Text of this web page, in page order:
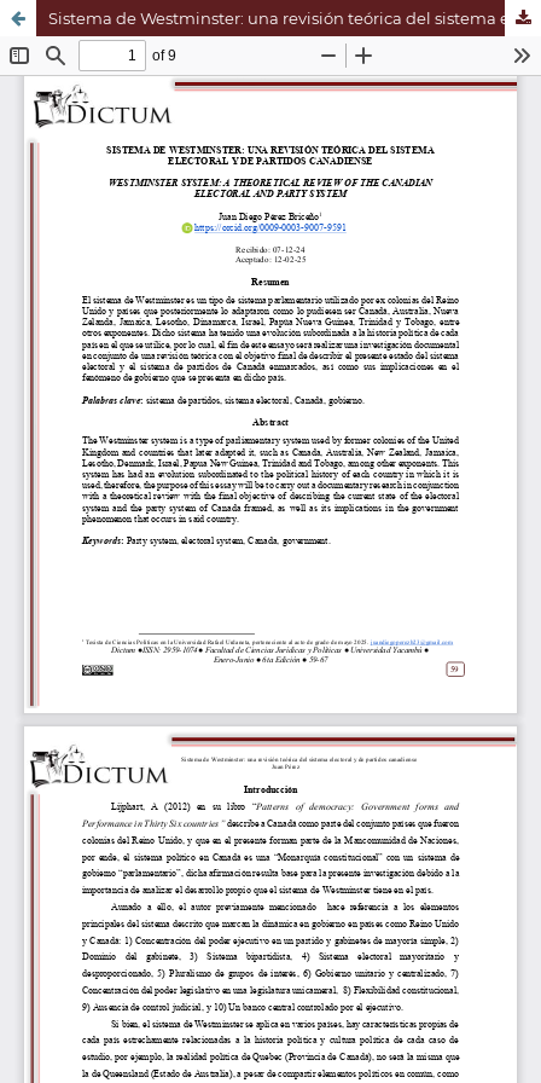
Sistema de Westminster: una revisión teórica del sistema electoral y de partidos canadiense